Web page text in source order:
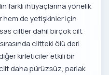
farklı ihtiyaçlarına yönelik
hem de yetişkinler için
ciltler dahil birçok cilt
ciltteki ölü deri
kirleticiler etkili bir
daha pürüzsüz, parlak